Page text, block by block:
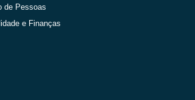
de Pessoas
e Finanças